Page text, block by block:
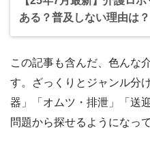
ある？普及しない理由は？
この記事も含んだ、色んな
す。ざっくりとジャンル分
器」「オムツ・排泄」「送
問題から探せるようになっ